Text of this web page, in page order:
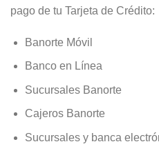
pago de tu Tarjeta de Crédito:
Banorte Móvil
Banco en Línea
Sucursales Banorte
Cajeros Banorte
Sucursales y banca